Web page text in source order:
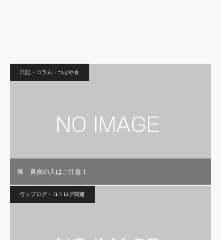
日記・コラム・つぶやき
独 鼻炎の人はご注意！
ウェブログ・ココログ関連